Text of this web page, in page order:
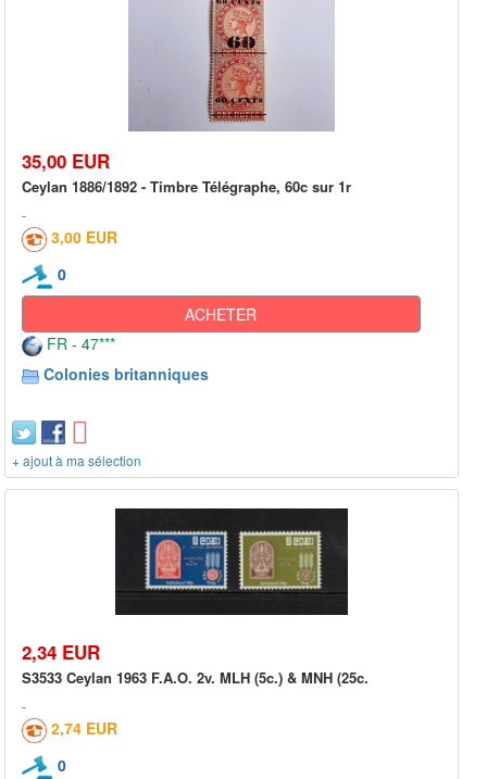
35,00 EUR
Ceylan 1886/1892 - Timbre Télégraphe, 60c sur 1r
3,00 EUR
0
ACHETER
FR - 47***
Colonies britanniques
+ ajout à ma sélection
2,34 EUR
S3533 Ceylan 1963 F.A.O. 2v. MLH (5c.) & MNH (25c.
2,74 EUR
0